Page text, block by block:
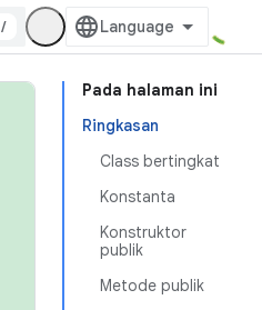
/
Pada halaman ini
Ringkasan
Class bertingkat
Konstanta
Konstruktor
publik
Metode publik